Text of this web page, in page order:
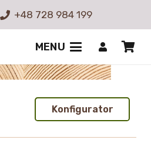
+48 728 984 199
MENU
Konfigurator